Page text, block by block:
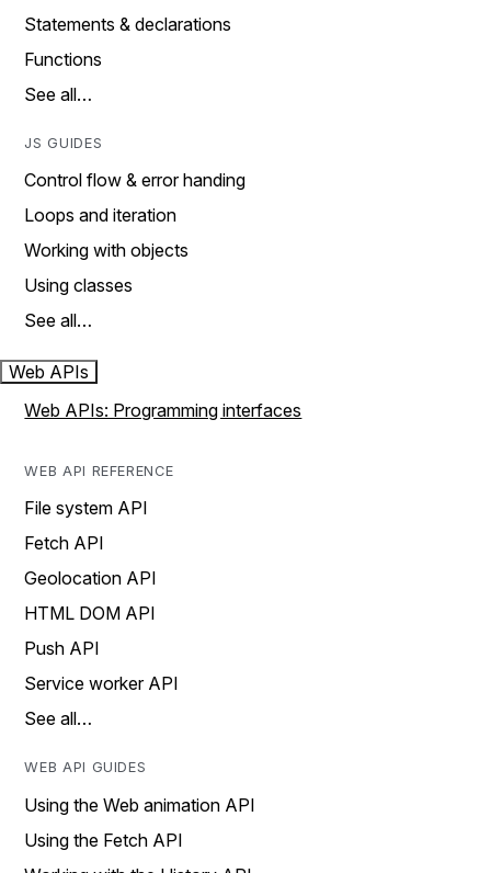
Statements & declarations
Functions
See all…
JS GUIDES
Control flow & error handing
Loops and iteration
Working with objects
Using classes
See all…
Web APIs
Web APIs: Programming interfaces
WEB API REFERENCE
File system API
Fetch API
Geolocation API
HTML DOM API
Push API
Service worker API
See all…
WEB API GUIDES
Using the Web animation API
Using the Fetch API